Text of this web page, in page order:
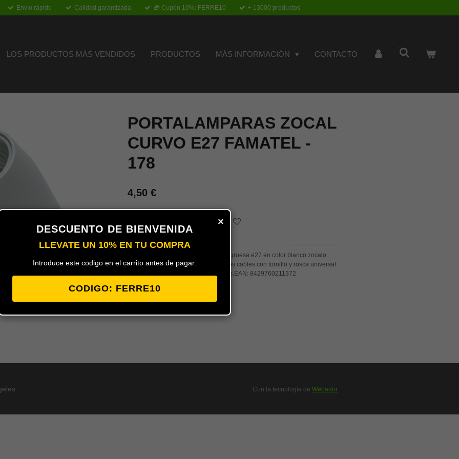
Envío rápido Calidad garantizada 🎁 Cupón 10%: FERRE10 + 13000 productos
LOS PRODUCTOS MÁS VENDIDOS PRODUCTOS MÁS INFORMACIÓN CONTACTO
PORTALAMPARAS ZOCAL
CURVO E27 FAMATEL -
178
4,50 €
Portalamparas FAMATEL para rosca gruesa e27 en color blanco zocalo
curvo para atornillar con fijación de los cables con tornillo y rosca universal
para todo tipo de lamparas y apliques.EAN: 8429760211372
Con la tecnología de Webador
×
DESCUENTO DE BIENVENIDA
LLEVATE UN 10% EN TU COMPRA
Introduce este codigo en el carrito antes de pagar:
CODIGO: FERRE10